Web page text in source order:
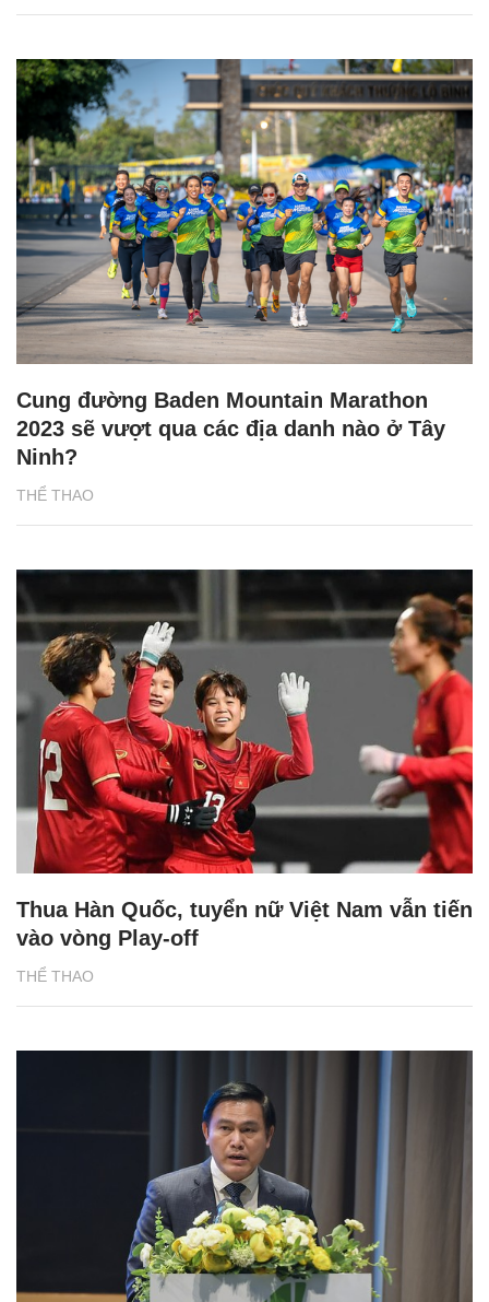
THỂ THAO
Cung đường Baden Mountain Marathon
2023 sẽ vượt qua các địa danh nào ở Tây
Ninh?
THỂ THAO
Thua Hàn Quốc, tuyển nữ Việt Nam vẫn tiến
vào vòng Play-off